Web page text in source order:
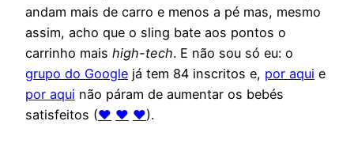
andam mais de carro e menos a pé mas, mesmo
assim, acho que o sling bate aos pontos o
carrinho mais high-tech. E não sou só eu: o
grupo do Google já tem 84 inscritos e, por aqui e
por aqui não páram de aumentar os bebés
satisfeitos (♥ ♥ ♥).